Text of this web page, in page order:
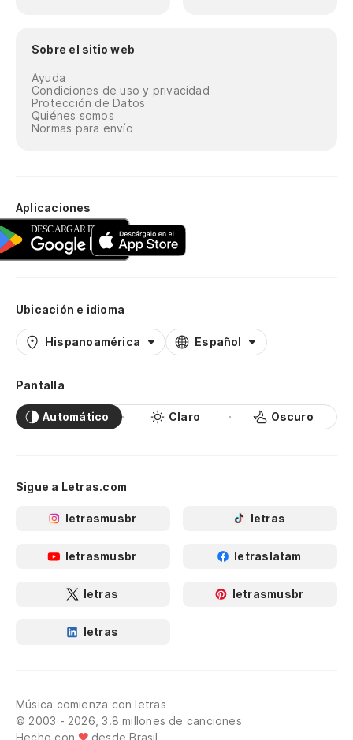
Sobre el sitio web
Ayuda
Condiciones de uso y privacidad
Protección de Datos
Quiénes somos
Normas para envío
Aplicaciones
Ubicación e idioma
Hispanoamérica Español
Pantalla
Automático Claro Oscuro
Sigue a Letras.com
letrasmusbr letras
letrasmusbr letraslatam
letras letrasmusbr
letras
Música comienza con letras
© 2003 - 2026, 3.8 millones de canciones
Hecho con
desde Brasil